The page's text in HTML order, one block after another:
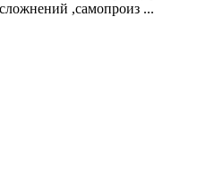
,самопроиз ...